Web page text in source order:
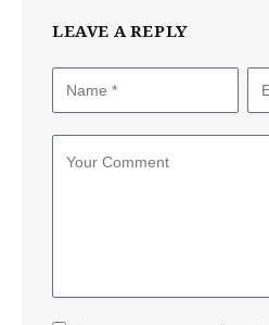
LEAVE A REPLY